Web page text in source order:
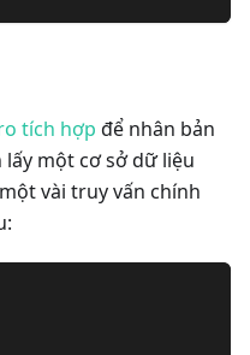
tích hợp để nhân bản
một cơ sở dữ liệu
vài truy vấn chính